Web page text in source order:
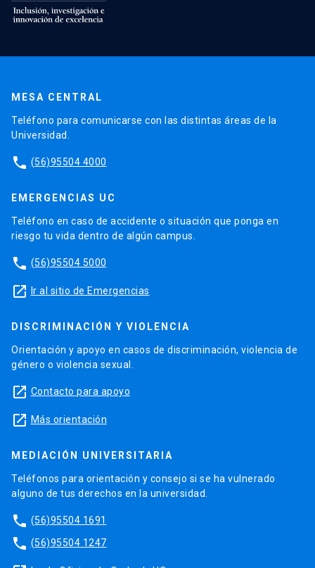
MESA CENTRAL
Teléfono para comunicarse con las distintas áreas de la
Universidad.
phone (56)95504 4000
EMERGENCIAS UC
Teléfono en caso de accidente o situación que ponga en
riesgo tu vida dentro de algún campus.
phone (56)95504 5000
launch Ir al sitio de Emergencias
DISCRIMINACIÓN Y VIOLENCIA
Orientación y apoyo en casos de discriminación, violencia de
género o violencia sexual.
launch Contacto para apoyo
launch Más orientación
MEDIACIÓN UNIVERSITARIA
Teléfonos para orientación y consejo si se ha vulnerado
alguno de tus derechos en la universidad.
phone (56)95504 1691
phone (56)95504 1247